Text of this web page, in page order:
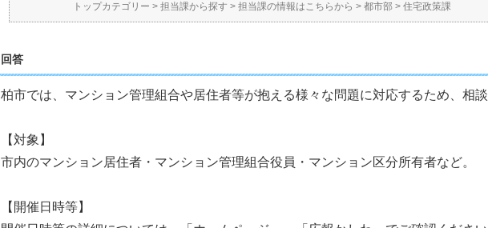
トップカテゴリー > 担当課から探す > 担当課の情報はこちらから > 都市部 > 住宅政策課
回答
柏市では、マンション管理組合や居住者等が抱える様々な問題に対応するため、相談
【対象】
市内のマンション居住者・マンション管理組合役員・マンション区分所有者など。
【開催日時等】